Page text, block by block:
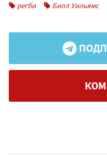
регби Билл Уильямс